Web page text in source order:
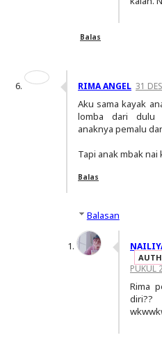
Balas
RIMA ANGEL 31
Aku sama kayak
lomba dari dulu
anaknya pemalu
Tapi anak mbak
Balas
Balasan
PUKUL
Rima
diri??